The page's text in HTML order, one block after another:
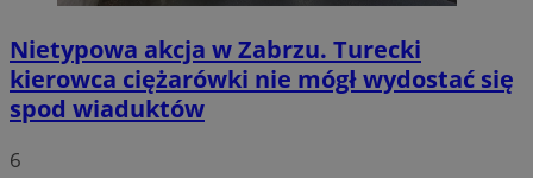
Nietypowa akcja w Zabrzu. Turecki
kierowca ciężarówki nie mógł wydostać się
spod wiaduktów
6